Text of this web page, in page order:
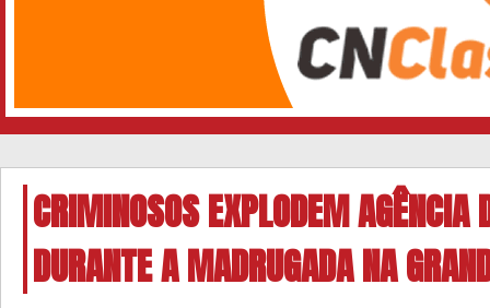
CRIMINOSOS EXPLODEM AGÊNCIA
DURANTE A MADRUGADA NA